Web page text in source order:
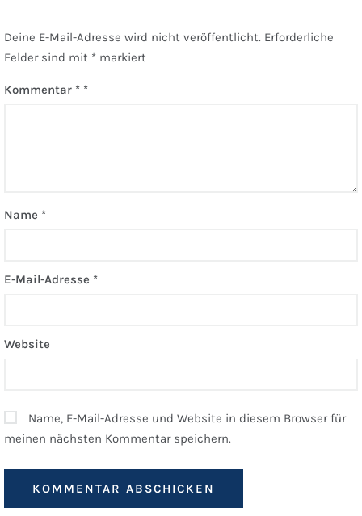
Deine E-Mail-Adresse wird nicht veröffentlicht. Erforderliche
Felder sind mit * markiert
Kommentar *
Name *
E-Mail-Adresse *
Website
Name, E-Mail-Adresse und Website in diesem Browser für
meinen nächsten Kommentar speichern.